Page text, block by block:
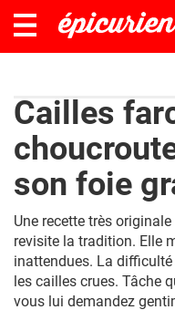
Cailles
son foie
Une recette très
revisite la tradition. Elle
inattendues. La
les cailles crues. Tâche
vous lui demandez